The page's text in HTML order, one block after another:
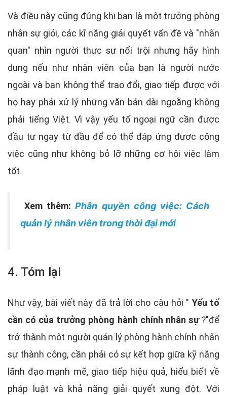
Và điều này cũng đúng khi bạn là một trưởng phòng
nhân sự giỏi, các kĩ năng giải quyết vấn đề và "nhãn
quan" nhìn người thực sự nổi trội nhưng hãy hình
dung nếu như nhân viên của bạn là người nước
ngoài và bạn không thể trao đổi, giao tiếp được với
họ hay phải xử lý những văn bản dài ngoằng không
phải tiếng Việt. Vì vậy yếu tố ngoại ngữ cần được
đầu tư ngay từ đầu để có thể đáp ứng được công
việc cũng như không bỏ lỡ những cơ hội việc làm
tốt.
Xem thêm:Phân quyền công việc: Cách
quản lý nhân viên trong thời đại mới
4. Tóm lại
Như vậy, bài viết này đã trả lời cho câu hỏi " Yếu tố
cần có của trưởng phòng hành chính nhân sự?"để
trở thành một người quản lý phòng hành chính nhân
sự thành công, cần phải có sự kết hợp giữa kỹ năng
lãnh đạo mạnh mẽ, giao tiếp hiệu quả, hiểu biết về
pháp luật và khả năng giải quyết xung đột. Với